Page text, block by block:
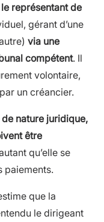
représentant de
gérant d’une
via une
compétent. Il
volontaire,
un créancier.
nature juridique,
être
qu’elle se
paiements.
que la
le dirigeant